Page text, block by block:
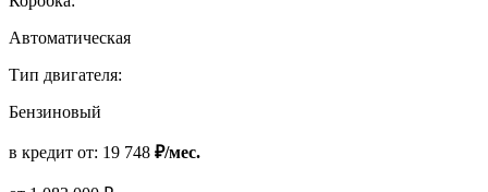
Автоматическая
Тип двигателя:
Бензиновый
в кредит от: 19 748 ₽/мес.